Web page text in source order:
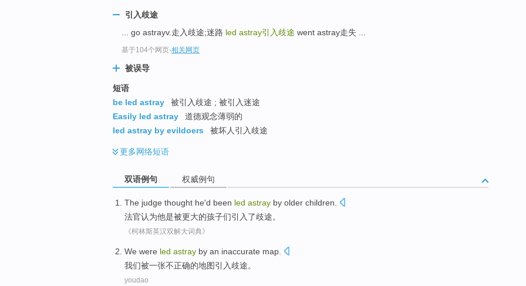
引入歧途
... go astrayv.走入歧途;迷路 led astray引入歧途 went astray走失 ...
基于104个网页-相关网页
被误导
短语
be led astray
被引入歧途 ; 被引入迷途
Easily led astray
道德观念薄弱的
led astray by evildoers
被坏人引入歧途
更多网络短语
双语例句 权威例句
The judge thought he'd been led astray by older children
法官认为他是被更大的孩子们引入了歧途。
《柯林斯英汉双解大词典》
We were led astray by an inaccurate map
我们被一张不正确的地图引入歧途。
youdao